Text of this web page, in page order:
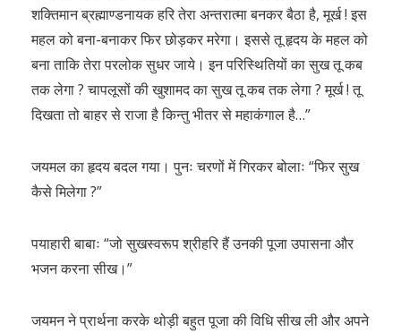
शक्तिमान ब्रह्माण्डनायक हरि तेरा अन्तरात्मा बनकर बैठा है, मूर्ख ! इस
महल को बना-बनाकर फिर छोड़कर मरेगा। इससे तू हृदय के महल को
बना ताकि तेरा परलोक सुधर जाये। इन परिस्थितियों का सुख तू कब
तक लेगा ? चापलूसों की खुशामद का सुख तू कब तक लेगा ? मूर्ख ! तू
दिखता तो बाहर से राजा है किन्तु भीतर से महाकंगाल है…”
जयमल का हृदय बदल गया। पुनः चरणों में गिरकर बोलाः “फिर सुख
कैसे मिलेगा ?”
पयाहारी बाबाः “जो सुखस्वरूप श्रीहरि हैं उनकी पूजा उपासना और
भजन करना सीख।”
जयमन ने प्रार्थना करके थोड़ी बहुत पूजा की विधि सीख ली और अपने